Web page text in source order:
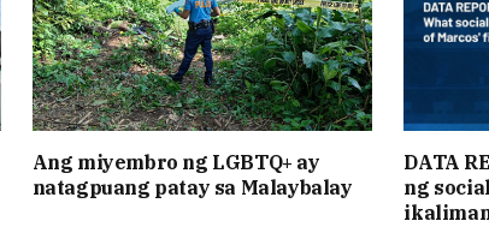
Ang miyembro ng LGBTQ+ ay
natagpuang patay sa Malaybalay
DATA
ng